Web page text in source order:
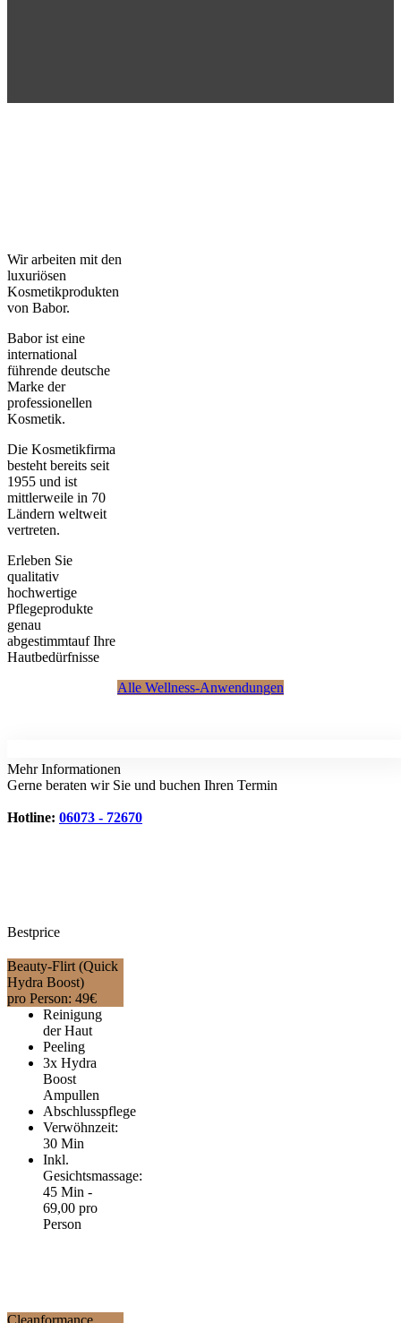
Wir arbeiten mit den
luxuriösen
Kosmetikprodukten
von Babor.
Babor ist eine
international
führende deutsche
Marke der
professionellen
Kosmetik.
Die Kosmetikfirma
besteht bereits seit
1955 und ist
mittlerweile in 70
Ländern weltweit
vertreten.
Erleben Sie
qualitativ
hochwertige
Pflegeprodukte
genau
abgestimmtauf Ihre
Hautbedürfnisse
Alle Wellness-Anwendungen
Mehr Informationen
Gerne beraten wir Sie und buchen Ihren Termin
Hotline: 06073 - 72670
Bestprice
Beauty-Flirt (Quick
Hydra Boost)
pro Person: 49€
Reinigung
der Haut
Peeling
3x Hydra
Boost
Ampullen
Abschlusspflege
Verwöhnzeit:
30 Min
Inkl.
Gesichtsmassage:
45 Min -
69,00 pro
Person
Cleanformance